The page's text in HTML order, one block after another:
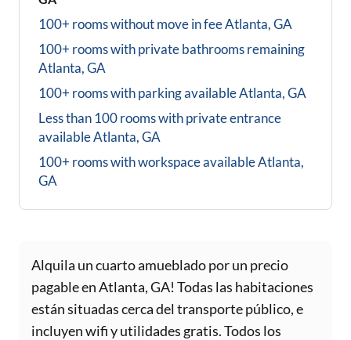
100+ rooms without move in feeAtlanta, GA
100+ rooms with private bathroomsremaining
Atlanta, GA
100+ rooms with parking availableAtlanta, GA
Less than 100 rooms with private entrance
availableAtlanta, GA
100+ rooms with workspace availableAtlanta,
GA
Alquila un cuarto amueblado por un precio
pagable en Atlanta, GA! Todas las habitaciones
están situadas cerca del transporte público, e
incluyen wifi y utilidades gratis. Todos los